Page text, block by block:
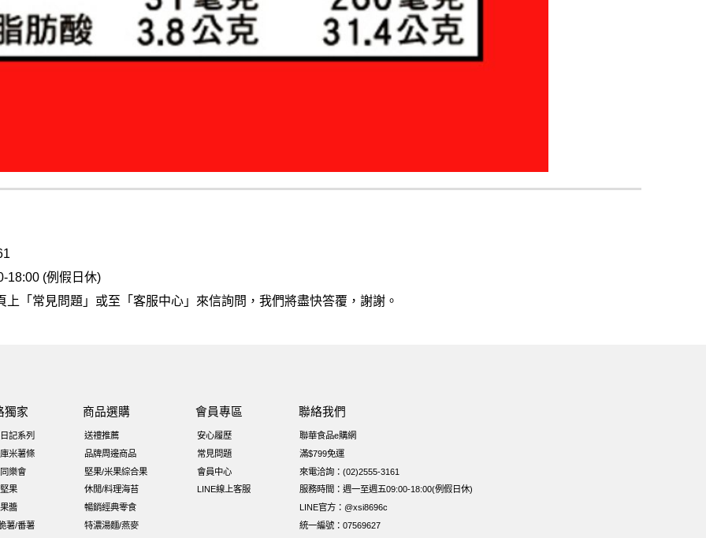
18:00 (例假日休)
上
「常見問題」 或至 「客服中心」 來信詢問，我們將盡快答覆，謝謝。
獨家
記系列
米薯條
樂會
果
醬
薯/番薯
商品選購
送禮推薦
品牌周邊商品
堅果/米果綜合果
休閒/料理海苔
暢銷經典零食
特濃湯麵/燕麥
會員專區
安心履歷
常見問題
會員中心
LINE線上客服
聯絡我們
聯華食品e購網
滿$799免運
來電洽詢：(02)2555-3161
服務時間：週一至週五09:00-18:00(例假日休)
LINE官方：@xsi8696c
統一編號：07569627